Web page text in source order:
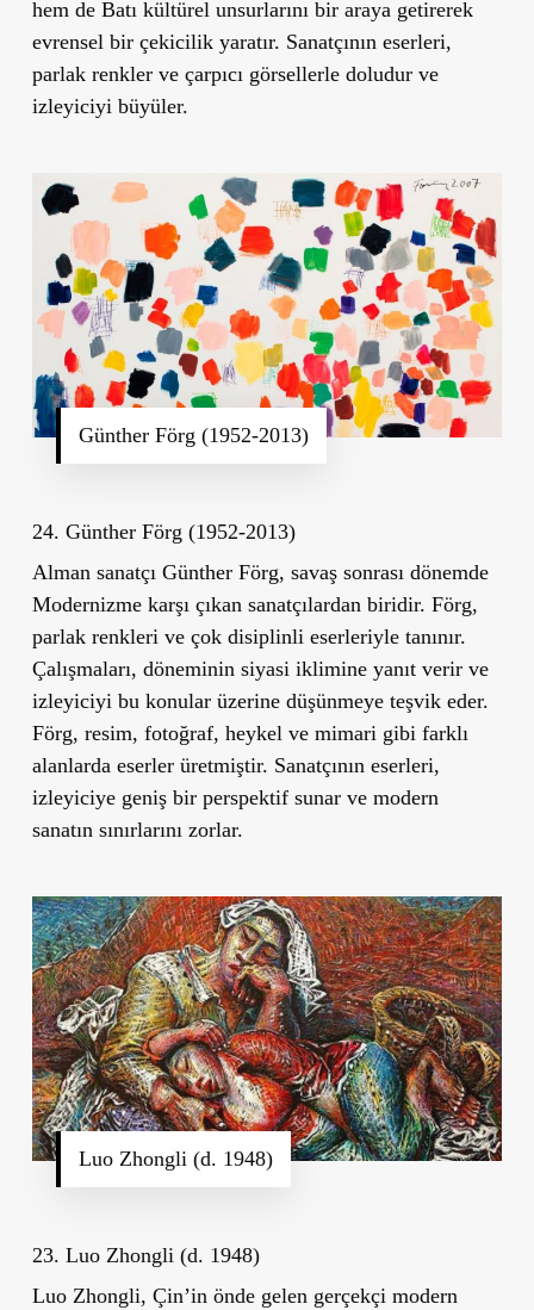
hem de Batı kültürel unsurlarını bir araya getirerek
evrensel bir çekicilik yaratır. Sanatçının eserleri,
parlak renkler ve çarpıcı görsellerle doludur ve
izleyiciyi büyüler.
Günther Förg (1952-2013)
24. Günther Förg (1952-2013)
Alman sanatçı Günther Förg, savaş sonrası dönemde
Modernizme karşı çıkan sanatçılardan biridir. Förg,
parlak renkleri ve çok disiplinli eserleriyle tanınır.
Çalışmaları, döneminin siyasi iklimine yanıt verir ve
izleyiciyi bu konular üzerine düşünmeye teşvik eder.
Förg, resim, fotoğraf, heykel ve mimari gibi farklı
alanlarda eserler üretmiştir. Sanatçının eserleri,
izleyiciye geniş bir perspektif sunar ve modern
sanatın sınırlarını zorlar.
Luo Zhongli (d. 1948)
23. Luo Zhongli (d. 1948)
Luo Zhongli, Çin’in önde gelen gerçekçi modern